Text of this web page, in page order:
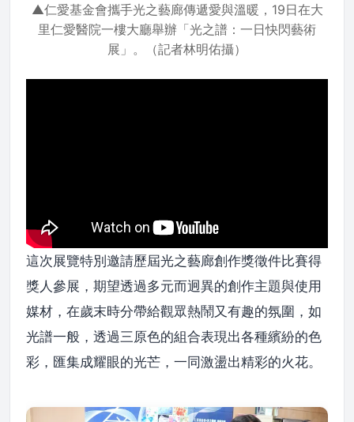
▲仁愛基金會攜手光之藝廊傳遞愛與溫暖，19日在大
里仁愛醫院一樓大廳舉辦「光之譜：一日快閃藝術
展」。（記者林明佑攝）
這次展覽特別邀請歷屆光之藝廊創作獎徵件比賽得
獎人參展，期望透過多元而迥異的創作主題與使用
媒材，在歲末時分帶給觀眾熱鬧又有趣的氛圍，如
光譜一般，透過三原色的組合表現出各種繽紛的色
彩，匯集成耀眼的光芒，一同激盪出精彩的火花。